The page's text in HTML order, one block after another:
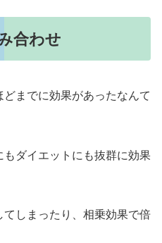
合わせ
までに効果があったなんて
ダイエットにも抜群に効果
しまったり、相乗効果で倍